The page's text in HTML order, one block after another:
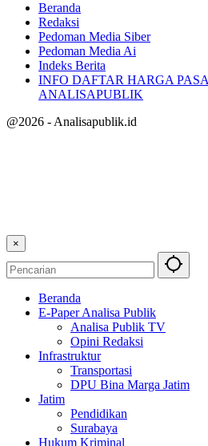
Beranda
Redaksi
Pedoman Media Siber
Pedoman Media Ai
Indeks Berita
INFO DAFTAR HARGA
ANALISAPUBLIK
@2026 - Analisapublik.id
×
Beranda
E-Paper Analisa Publik
Analisa Publik TV
Opini Redaksi
Infrastruktur
Transportasi
DPU Bina Marga Jatim
Jatim
Pendidikan
Surabaya
Hukum Kriminal